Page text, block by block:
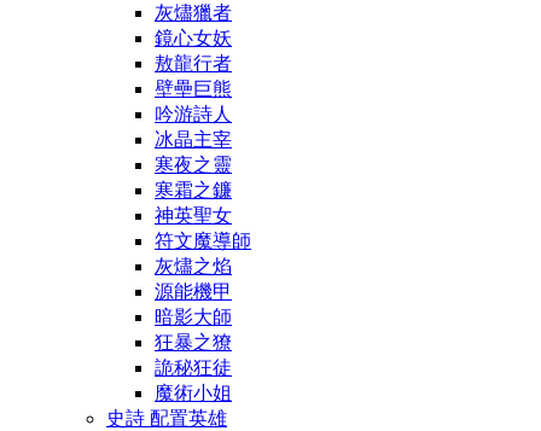
灰燼獵者
鏡心女妖
敖龍行者
壁壘巨熊
吟游詩人
冰晶主宰
寒夜之靈
寒霜之鐮
神英聖女
符文魔導師
灰燼之焰
源能機甲
暗影大師
狂暴之獠
詭秘狂徒
魔術小姐
史詩 配置英雄